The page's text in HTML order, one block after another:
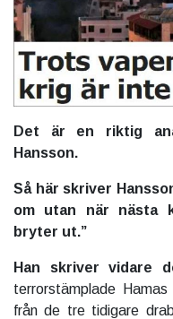
Det är en riktig
Hansson.
Så här skriver
om utan när nästa
bryter ut.”
Han skriver vidare
terrorstämplade
från de tre tidigare